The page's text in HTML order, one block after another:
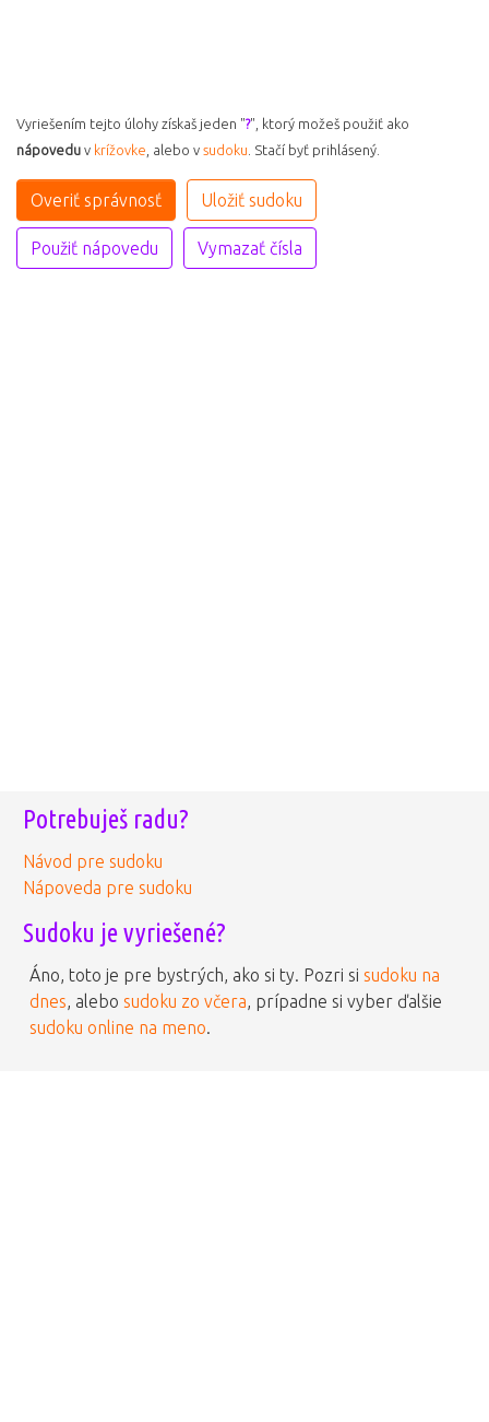
Vyriešením tejto úlohy získaš jeden "?", ktorý možeš použiť ako
nápovedu v krížovke , alebo v sudoku . Stačí byť prihlásený.
Potrebuješ radu?
Návod pre sudoku
Nápoveda pre sudoku
Sudoku je vyriešené?
Áno, toto je pre bystrých, ako si ty. Pozri si sudoku na
dnes , alebo sudoku zo včera , prípadne si vyber ďalšie
sudoku online na meno